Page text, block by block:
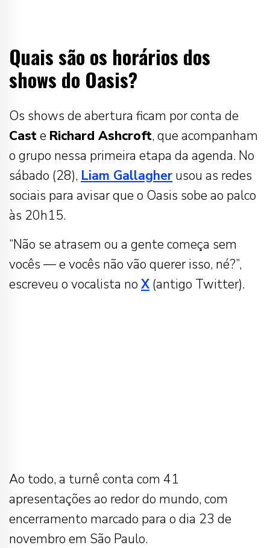
Quais são os horários dos
shows do Oasis?
Os shows de abertura ficam por conta de
Caste Richard Ashcroft, que acompanham
o grupo nessa primeira etapa da agenda. No
sábado (28), Liam Gallagher usou as redes
sociais para avisar que o Oasis sobe ao palco
às 20h15.
“Não se atrasem ou a gente começa sem
vocês — e vocês não vão querer isso, né?”,
escreveu o vocalista no X (antigo Twitter).
Ao todo, a turnê conta com 41
apresentações ao redor do mundo, com
encerramento marcado para o dia 23 de
novembro em São Paulo.